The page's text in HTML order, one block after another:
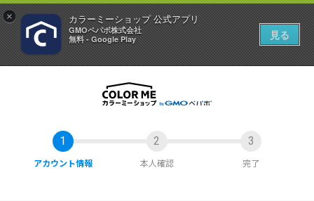
× カラーミーショップ 公式アプリ
GMOペパボ株式会社
無料 - Google Play
見る
アカウント情報 本人確認 完了